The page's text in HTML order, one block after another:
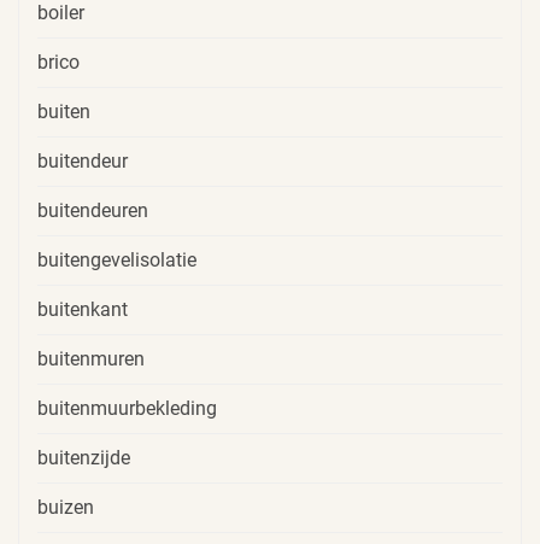
boiler
brico
buiten
buitendeur
buitendeuren
buitengevelisolatie
buitenkant
buitenmuren
buitenmuurbekleding
buitenzijde
buizen